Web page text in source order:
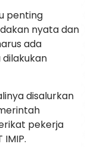
penting
nyata dan
ada
disalurkan
pekerja